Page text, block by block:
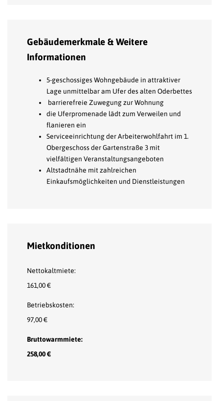
Gebäudemerkmale & Weitere
Informationen
5-geschossiges Wohngebäude in attraktiver
Lage unmittelbar am Ufer des alten Oderbettes
barrierefreie Zuwegung zur Wohnung
die Uferpromenade lädt zum Verweilen und
flanieren ein
Serviceeinrichtung der Arbeiterwohlfahrt im 1.
Obergeschoss der Gartenstraße 3 mit
vielfältigen Veranstaltungsangeboten
Altstadtnähe mit zahlreichen
Einkaufsmöglichkeiten und Dienstleistungen
Mietkonditionen
Nettokaltmiete:
161,00 €
Betriebskosten:
97,00 €
Bruttowarmmiete:
258,00 €